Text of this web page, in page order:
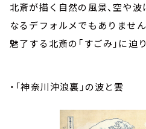
北斎が描く自然の風景、空や
なるデフォルメでもありませ
魅了する北斎の「すごみ」に迫
・「神奈川沖浪裏」の波と雲